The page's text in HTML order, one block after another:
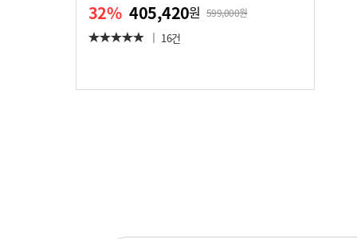
599,000원
405,420원
32%
16건